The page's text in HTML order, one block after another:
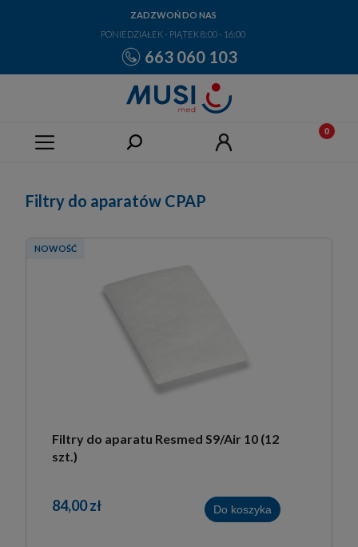
ZADZWOŃ DO NAS
PONIEDZIAŁEK - PIĄTEK 8:00 - 16:00
663 060 103
Filtry do aparatów CPAP
Filtry do aparatu Resmed S9/Air 10 (12
szt.)
84,00 zł Do koszyka
NOWOŚĆ